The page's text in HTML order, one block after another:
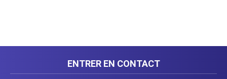
ENTRER EN CONTACT